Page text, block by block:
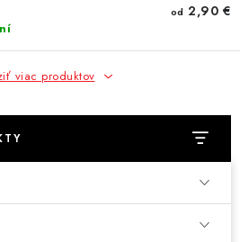
od 2,90 €
viac produktov